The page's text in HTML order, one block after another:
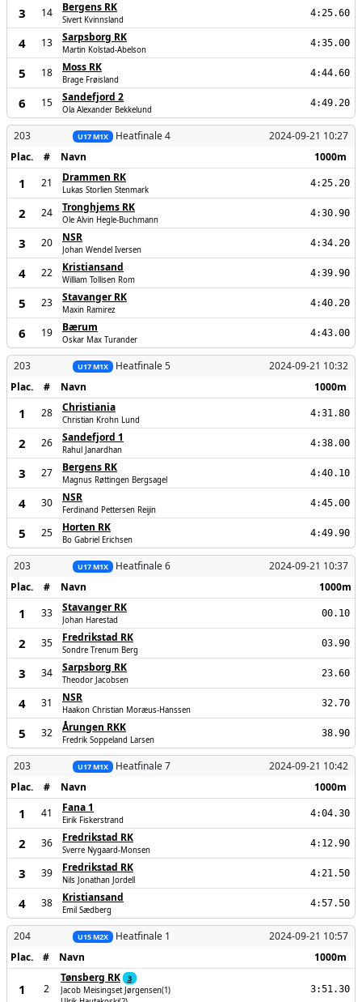
3 14 Bergens RK
Sivert Kvinnsland
4:25.60
4 13 Sarpsborg RK
Martin Kolstad-Abelson
4:35.00
5 18 Moss RK
Brage Frøisland
4:44.60
6 15 Sandefjord 2
Ola Alexander Bekkelund
4:49.20
203 U17 M1X Heatfinale 4
2024-09-21 10:27
Plac.
# Navn 1000m
1 21 Drammen RK
Lukas Storlien Stenmark
4:25.20
2 24 Tronghjems RK
Ole Alvin Hegle-Buchmann
4:30.90
3 20 NSR
Johan Wendel Iversen
4:34.20
4 22 Kristiansand
William Tollisen Rom
4:39.90
5 23 Stavanger RK
Maxin Ramirez
4:40.20
6 19 Bærum
Oskar Max Turander
4:43.00
203 U17 M1X Heatfinale 5
2024-09-21 10:32
Plac.
# Navn 1000m
1 28 Christiania
Christian Krohn Lund
4:31.80
2 26 Sandefjord 1
Rahul Janardhan
4:38.00
3 27 Bergens RK
Magnus Røttingen Bergsagel
4:40.10
4 30 NSR
Ferdinand Pettersen Reijin
4:45.00
5 25 Horten RK
Bo Gabriel Erichsen
4:49.90
203 U17 M1X Heatfinale 6
2024-09-21 10:37
Plac.
# Navn 1000m
1 33 Stavanger RK
Johan Harestad
00.10
2 35 Fredrikstad RK
Sondre Trenum Berg
03.90
3 34 Sarpsborg RK
Theodor Jacobsen
23.60
4 31 NSR
Haakon Christian Moræus-Hanssen
32.70
5 32 Årungen RKK
Fredrik Soppeland Larsen
38.90
203 U17 M1X Heatfinale 7
2024-09-21 10:42
Plac.
# Navn 1000m
1 41 Fana 1
Eirik Fiskerstrand
4:04.30
2 36 Fredrikstad RK
Sverre Nygaard-Monsen
4:12.90
3 39 Fredrikstad RK
Nils Jonathan Jordell
4:21.50
4 38 Kristiansand
Emil Sædberg
4:57.50
204 U15 M2X Heatfinale 1
2024-09-21 10:57
Plac.
# Navn 1000m
1 2
Tønsberg RK
3
Jacob Meisingset Jørgensen(1)
3:51.30